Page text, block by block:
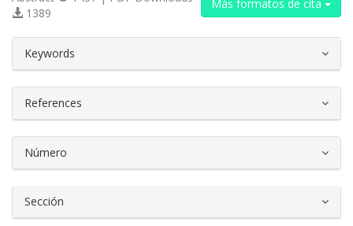
Más formatos de cita
1389
Keywords
References
Número
Sección